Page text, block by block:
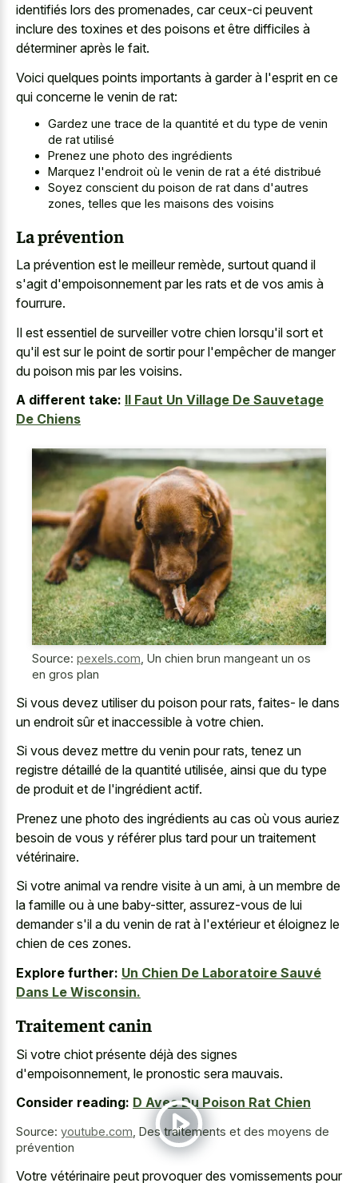
identifiés lors des promenades, car ceux-ci peuvent
inclure des toxines et des poisons et être difficiles à
déterminer après le fait.
Voici quelques points importants à garder à l'esprit en ce
qui concerne le venin de rat:
Gardez une trace de la quantité et du type de venin
de rat utilisé
Prenez une photo des ingrédients
Marquez l'endroit où le venin de rat a été distribué
Soyez conscient du poison de rat dans d'autres
zones, telles que les maisons des voisins
La prévention
La prévention est le meilleur remède, surtout quand il
s'agit d'empoisonnement par les rats et de vos amis à
fourrure.
Il est essentiel de surveiller votre chien lorsqu'il sort et
qu'il est sur le point de sortir pour l'empêcher de manger
du poison mis par les voisins.
A different take: Il Faut Un Village De Sauvetage
De Chiens
Source: pexels.com, Un chien brun mangeant un os
en gros plan
Si vous devez utiliser du poison pour rats, faites- le dans
un endroit sûr et inaccessible à votre chien.
Si vous devez mettre du venin pour rats, tenez un
registre détaillé de la quantité utilisée, ainsi que du type
de produit et de l'ingrédient actif.
Prenez une photo des ingrédients au cas où vous auriez
besoin de vous y référer plus tard pour un traitement
vétérinaire.
Si votre animal va rendre visite à un ami, à un membre de
la famille ou à une baby-sitter, assurez-vous de lui
demander s'il a du venin de rat à l'extérieur et éloignez le
chien de ces zones.
Explore further: Un Chien De Laboratoire Sauvé
Dans Le Wisconsin.
Traitement canin
Si votre chiot présente déjà des signes
d'empoisonnement, le pronostic sera mauvais.
Consider reading: D Avec Du Poison Rat Chien
Source: youtube.com, Des traitements et des moyens de
prévention
Votre vétérinaire peut provoquer des vomissements pour